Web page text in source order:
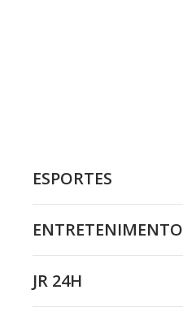
ESPORTES
ENTRETENIMENTO
JR 24H